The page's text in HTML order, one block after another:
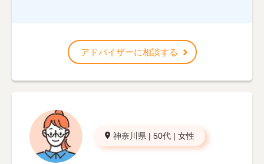
アドバイザーに相談する
神奈川県 | 50代 | 女性